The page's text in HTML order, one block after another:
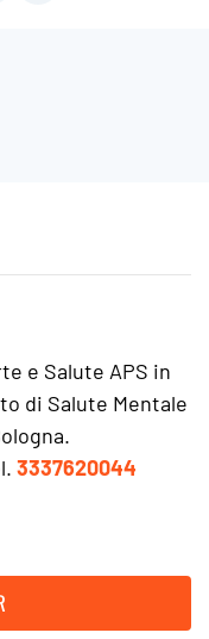
e Salute APS in
di Salute Mentale
3337620044